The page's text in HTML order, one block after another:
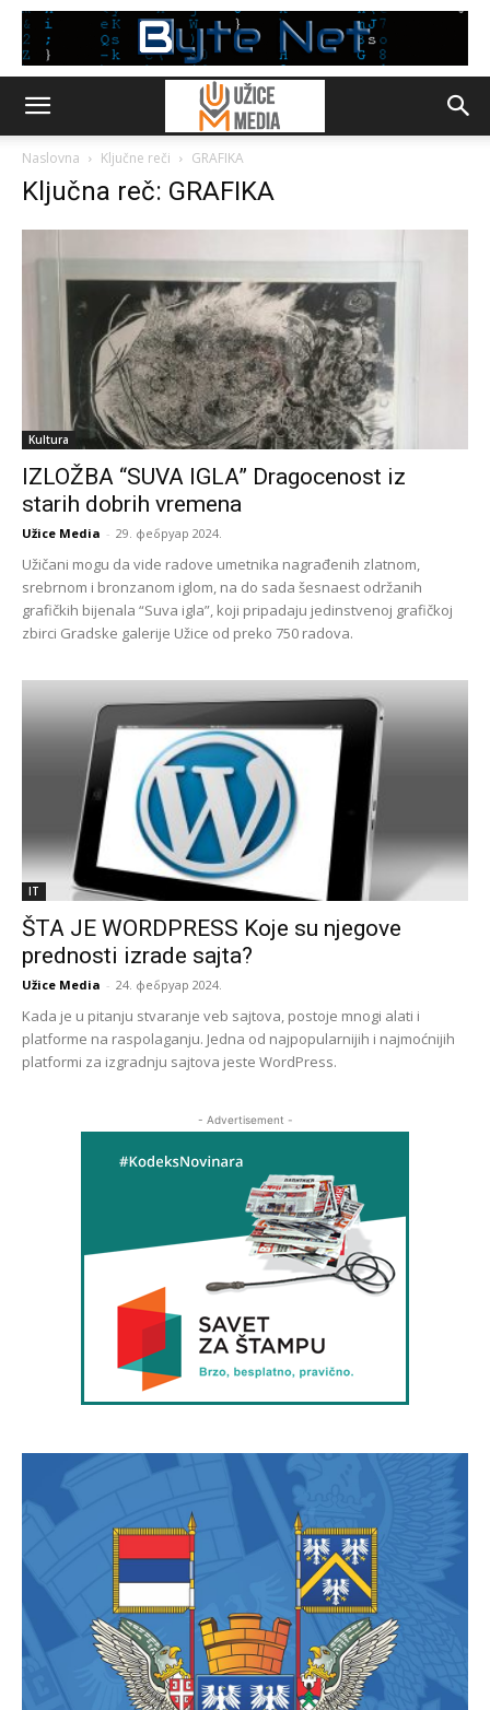
Naslovna Ključne reči GRAFIKA
Ključna reč: GRAFIKA
Kultura
IZLOŽBA “SUVA IGLA” Dragocenost iz
starih dobrih vremena
Užice Media - 29. фебруар 2024.
Užičani mogu da vide radove umetnika nagrađenih zlatnom,
srebrnom i bronzanom iglom, na do sada šesnaest održanih
grafičkih bijenala “Suva igla”, koji pripadaju jedinstvenoj grafičkoj
zbirci Gradske galerije Užice od preko 750 radova.
IT
ŠTA JE WORDPRESS Koje su njegove
prednosti izrade sajta?
Užice Media - 24. фебруар 2024.
Kada je u pitanju stvaranje veb sajtova, postoje mnogi alati i
platforme na raspolaganju. Jedna od najpopularnijih i najmoćnijih
platformi za izgradnju sajtova jeste WordPress.
- Advertisement -